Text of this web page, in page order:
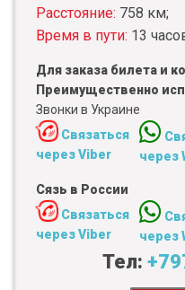
Расстояние: 758 км;
Время в пути: 13
Для заказа билета и
Преимущественно
Звонки в Украине
Связаться
через Viber
через
Сязь в России
Связаться
через Viber
через
Тел: